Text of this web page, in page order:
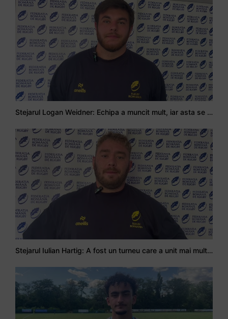
Stejarul Logan Weidner: Echipa a muncit mult, iar asta se va vedea în meciurile de la Nations Cup
Stejarul Iulian Hartig: A fost un turneu care a unit mai mult echipa